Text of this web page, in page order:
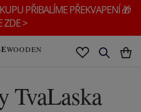
PŘIBALÍME PŘEKVAPENÍ 🎁
ZDE >
WOODEN
TvaLaska